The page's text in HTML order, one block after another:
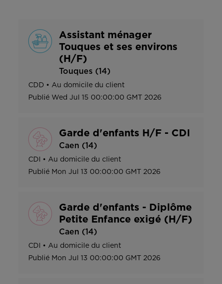
Assistant ménager
Touques et ses environs
(H/F)
Touques (14)
CDD • Au domicile du client
Publié Wed Jul 15 00:00:00 GMT 2026
Garde d'enfants H/F - CDI
Caen (14)
CDI • Au domicile du client
Publié Mon Jul 13 00:00:00 GMT 2026
Garde d'enfants - Diplôme
Petite Enfance exigé (H/F)
Caen (14)
CDI • Au domicile du client
Publié Mon Jul 13 00:00:00 GMT 2026